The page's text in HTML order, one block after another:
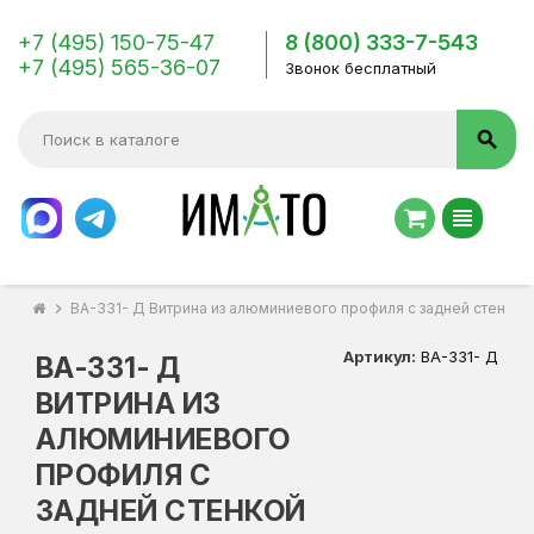
+7 (495) 150-75-47
+7 (495) 565-36-07
8 (800) 333-7-543
Звонок бесплатный
search
view_headline
chevron_right ВА-331- Д Витрина из алюминиевого профиля с задней
ВА-331- Д
ВИТРИНА ИЗ
АЛЮМИНИЕВОГО
ПРОФИЛЯ С
ЗАДНЕЙ СТЕНКОЙ
Артикул: ВА-331- Д